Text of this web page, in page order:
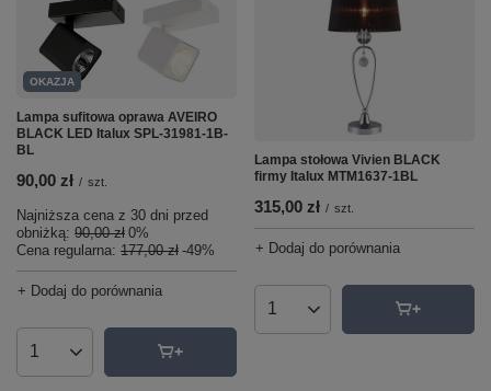
OKAZJA
Lampa sufitowa oprawa AVEIRO
BLACK LED Italux SPL-31981-1B-
BL
90,00 zł / szt.
Najniższa cena z 30 dni przed
obniżką: 90,00 zł 0%
Cena regularna: 177,00 zł -49%
+ Dodaj do porównania
Ilość produktów
Lampa stołowa Vivien BLACK
firmy Italux MTM1637-1BL
315,00 zł / szt.
+ Dodaj do porównania
Ilość produktów